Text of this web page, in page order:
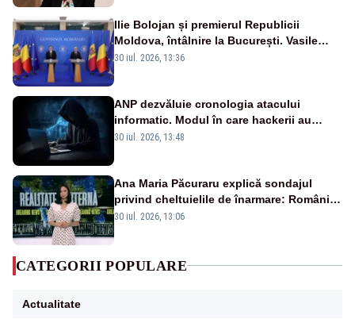
Ilie Bolojan și premierul Republicii
Moldova, întâlnire la București. Vasile
Tofan, primit cu onoruri militare
30 iul. 2026, 13:36
ANP dezvăluie cronologia atacului
informatic. Modul în care hackerii au
pătruns în rețea rămâne necunoscut
30 iul. 2026, 13:48
Ana Maria Păcuraru explică sondajul
privind cheltuielile de înarmare: Românii
cer transparență în achiziții și un echilibru
30 iul. 2026, 13:06
CATEGORII POPULARE
Actualitate